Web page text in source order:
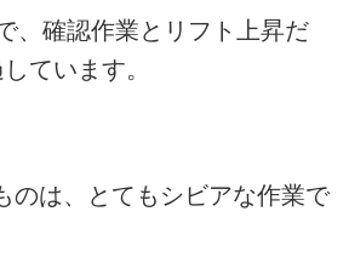
、確認作業とリフト上昇だ
ています。
のは、とてもシビアな作業で